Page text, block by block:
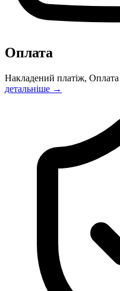
Оплата
Накладений платіж,
детальніше →